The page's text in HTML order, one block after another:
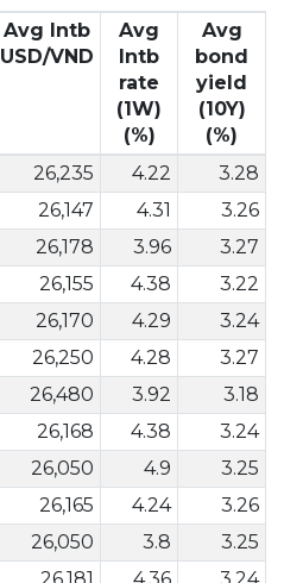
Avg Intb
USD/VND
Avg
Intb
rate
(1W)
(%)
Avg
bond
yield
(10Y)
(%)
26,235 4.22
3.28
26,147 4.31
3.26
26,178 3.96
3.27
26,155 4.38
3.22
26,170 4.29
3.24
26,250 4.28
3.27
26,480 3.92
3.18
26,168 4.38
3.24
26,050 4.9
3.25
26,165 4.24
3.26
26,050 3.8
3.25